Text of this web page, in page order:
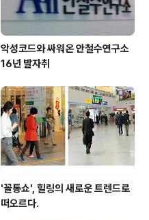
악성코드와 싸워온 안철수연구소
16년 발자취
'꼴통쇼', 힐링의 새로운 트렌드로
떠오르다.